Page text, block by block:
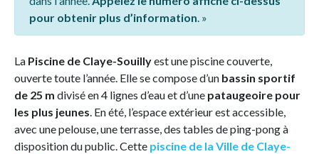
pour obtenir plus d’information. »
La Piscine de Claye-Souillyest une piscine couverte,
ouverte toute l’année. Elle se compose d’un bassin sportif
de 25 m divisé en 4 lignes d’eau et d’une pataugeoire pour
les plus jeunes. En été, l’espace extérieur est accessible,
avec une pelouse, une terrasse, des tables de ping-pong à
disposition du public. Cette piscine de la Ville de Claye-